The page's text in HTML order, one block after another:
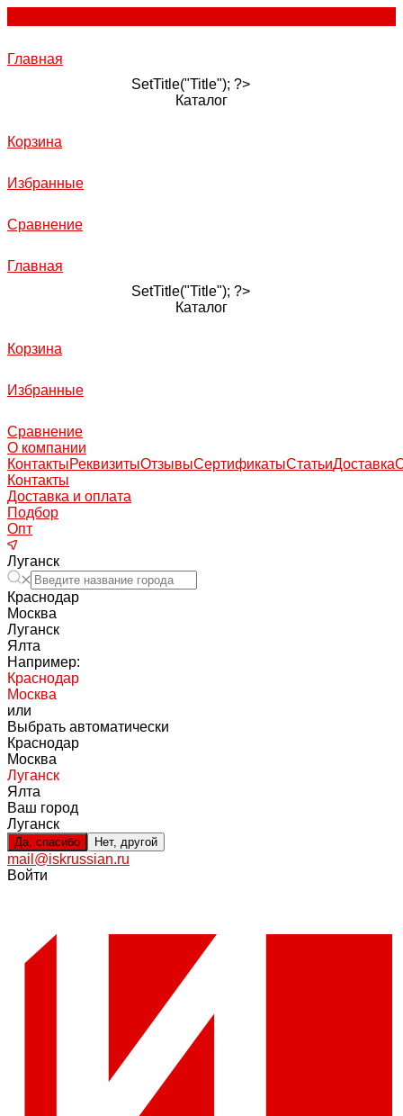
Главная
SetTitle("Title"); ?>
Каталог
Корзина
Избранные
Сравнение
Главная
SetTitle("Title"); ?>
Каталог
Корзина
Избранные
Сравнение
О компании
КонтактыРеквизитыОтзывыСертификатыСтатьиДоставка
Контакты
Доставка и оплата
Подбор
Опт
Луганск
Краснодар
Москва
Луганск
Ялта
Например:
Краснодар
Москва
или
Выбрать автоматически
Краснодар
Москва
Луганск
Ялта
Ваш город
Луганск
Да, спасибо Нет, другой
mail@iskrussian.ru
Войти